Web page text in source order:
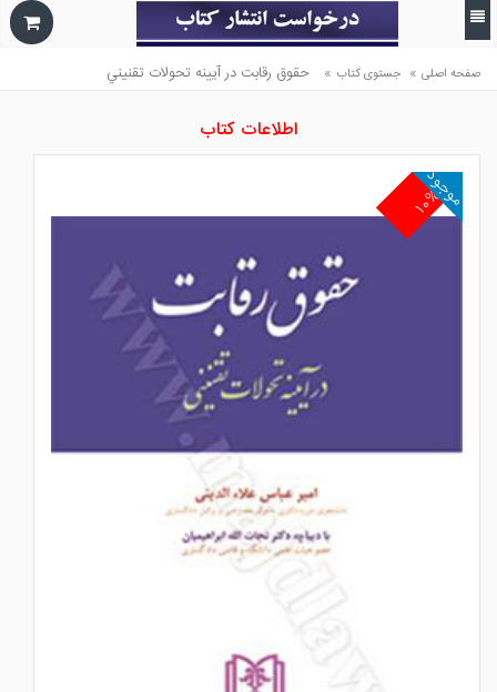
صفحه اصلی » جستوی کتاب » حقوق رقابت در آيينه تحولات تقنيني
اطلاعات کتاب
۱۰%
موجود